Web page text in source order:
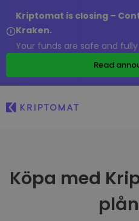
Kriptomat is closing –
Kraken.
Your funds are safe and
Read
Köpa med